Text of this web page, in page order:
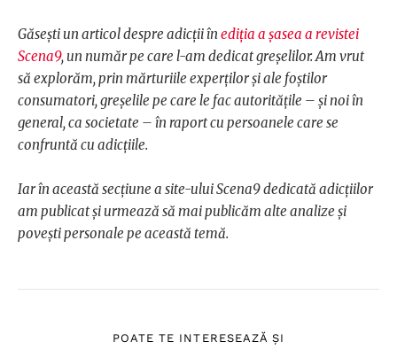
Găsești un articol despre adicții în ediția a șasea a revistei
Scena9, un număr pe care l-am dedicat greșelilor. Am vrut
să explorăm, prin mărturiile experților și ale foștilor
consumatori, greșelile pe care le fac autoritățile – și noi în
general, ca societate – în raport cu persoanele care se
confruntă cu adicțiile.
Iar în această secțiune a site-ului Scena9 dedicată adicțiilor
am publicat și urmează să mai publicăm alte analize și
povești personale pe această temă.
POATE TE INTERESEAZĂ ȘI